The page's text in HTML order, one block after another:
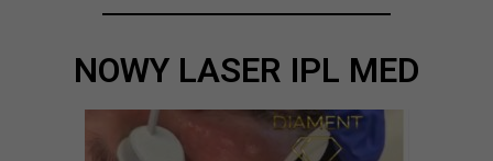
NOWY LASER IPL MED